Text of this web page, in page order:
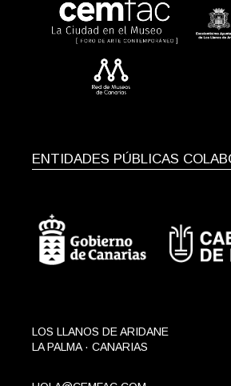
ENTIDADES PÚBLICAS
LOS LLANOS DE ARIDANE
LA PALMA · CANARIAS